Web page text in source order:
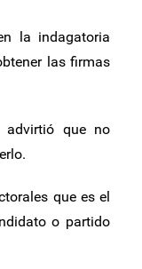
la indagatoria
las firmas
advirtió que no
que es el
o partido